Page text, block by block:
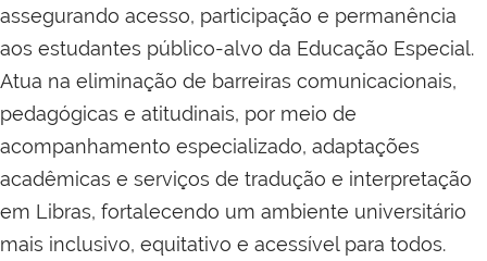
assegurando acesso, participação e permanência
aos estudantes público-alvo da Educação Especial.
Atua na eliminação de barreiras comunicacionais,
pedagógicas e atitudinais, por meio de
acompanhamento especializado, adaptações
acadêmicas e serviços de tradução e interpretação
em Libras, fortalecendo um ambiente universitário
mais inclusivo, equitativo e acessível para todos.